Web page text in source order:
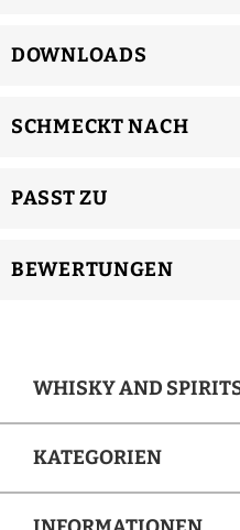
DOWNLOADS
SCHMECKT NACH
PASST ZU
BEWERTUNGEN
WHISKY AND
KATEGORIEN